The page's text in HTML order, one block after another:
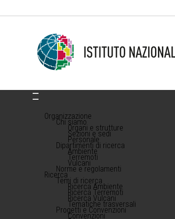
Organizzazione
Chi siamo
Organi e strutture
Sezioni e sedi
Personale
Dipartimenti di ricerca
Ambiente
Terremoti
Vulcani
Norme e regolamenti
Ricerca
Temi di ricerca
Ricerca Ambiente
Ricerca Terremoti
Ricerca Vulcani
Tematiche trasversali
Progetti e Convenzioni
Convenzioni